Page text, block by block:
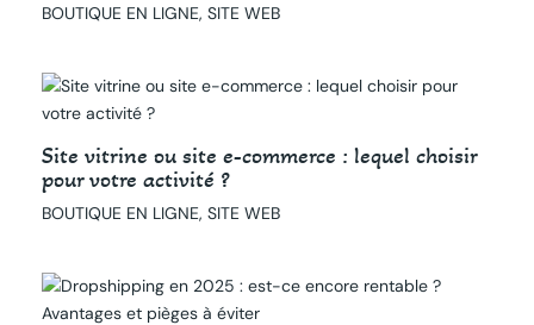
BOUTIQUE EN LIGNE, SITE WEB
Site vitrine ou site e-commerce : lequel choisir
pour votre activité ?
BOUTIQUE EN LIGNE, SITE WEB